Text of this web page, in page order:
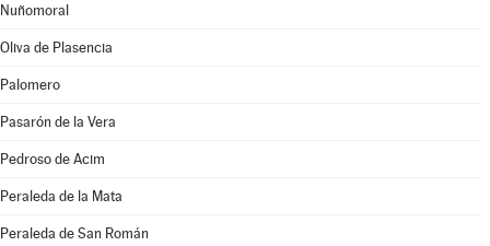
Nuñomoral
Oliva de Plasencia
Palomero
Pasarón de la Vera
Pedroso de Acim
Peraleda de la Mata
Peraleda de San Román